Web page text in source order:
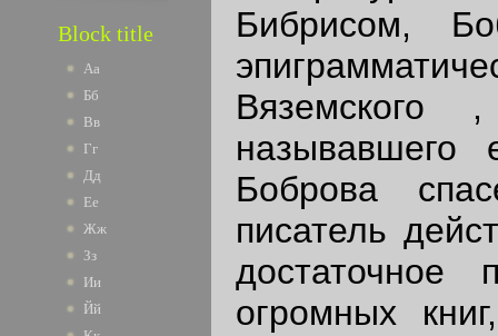
Block title
Аа
Бб
Вв
Гг
Дд
Ее
Жж
Зз
Ии
Йй
Бибрисом,
называвшего
Боброва
писатель
достаточное
огромных